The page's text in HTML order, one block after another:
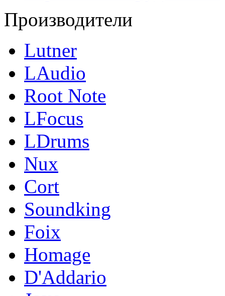
Производители
Lutner
LAudio
Root Note
LFocus
LDrums
Nux
Cort
Soundking
Foix
Homage
D'Addario